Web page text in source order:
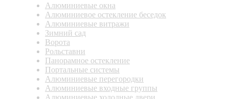
Алюминиевые окна
Алюминиевое остекление беседок
Алюминиевые витражи
Зимний сад
Ворота
Рольставни
Панорамное остекление
Портальные системы
Алюминиевые перегородки
Алюминиевые входные группы
Алюминиевые холодные двери